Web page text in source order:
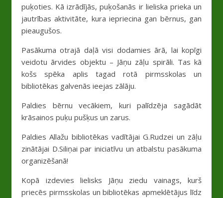
puķoties. Kā izrādījās, puķošanās ir lieliska prieka un
jautrības aktivitāte, kura iepriecina gan bērnus, gan
pieaugušos.
Pasākuma otrajā daļā visi dodamies ārā, lai kopīgi
veidotu ārvides objektu – Jāņu zāļu spirāli. Tas kā
košs spēka aplis tagad rotā pirmsskolas un
bibliotēkas galvenās ieejas zālāju.
Paldies bērnu vecākiem, kuri palīdzēja sagādāt
krāsainos puķu pušķus un zarus.
Paldies Allažu bibliotēkas vadītājai G.Rudzei un zāļu
zinātājai D.Siliņai par iniciatīvu un atbalstu pasākuma
organizēšanā!
Kopā izdevies lielisks Jāņu ziedu vainags, kurš
priecēs pirmsskolas un bibliotēkas apmeklētājus līdz